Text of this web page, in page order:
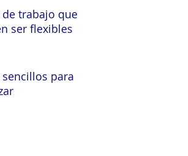
de trabajo que
ser flexibles
sencillos para